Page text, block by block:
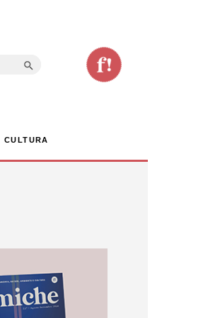
CULTURA
di Parigi